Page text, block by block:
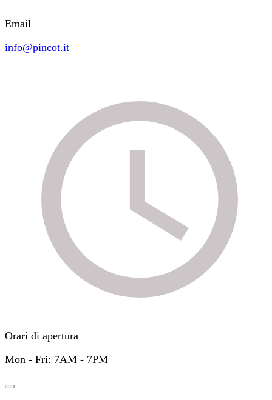
Email
info@pincot.it
Orari di apertura
Mon - Fri: 7AM - 7PM